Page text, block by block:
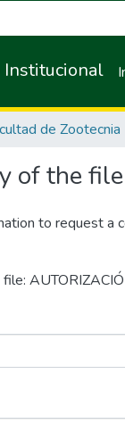
Institucional
de Zootecnia
of the file
to request a